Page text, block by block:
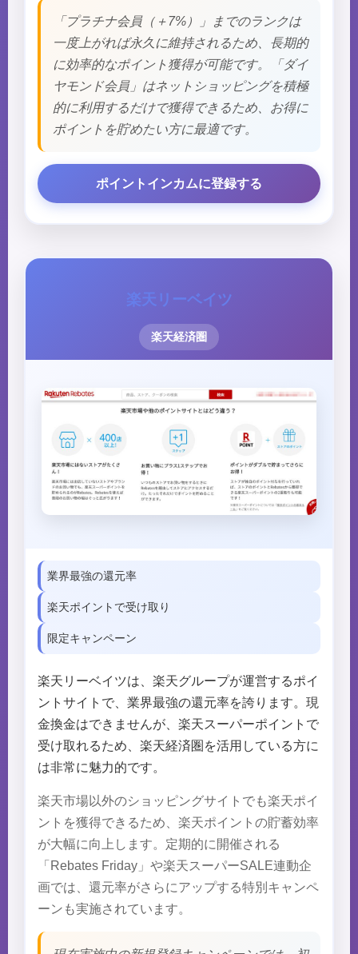
「プラチナ会員（＋7%）」までのランクは
一度上がれば永久に維持されるため、長期的
に効率的なポイント獲得が可能です。「ダイ
ヤモンド会員」はネットショッピングを積極
的に利用するだけで獲得できるため、お得に
ポイントを貯めたい方に最適です。
ポイントインカムに登録する
楽天リーベイツ
楽天経済圏
業界最強の還元率
楽天ポイントで受け取り
限定キャンペーン
楽天リーベイツは、楽天グループが運営するポイ
ントサイトで、業界最強の還元率を誇ります。現
金換金はできませんが、楽天スーパーポイントで
受け取れるため、楽天経済圏を活用している方に
は非常に魅力的です。
楽天市場以外のショッピングサイトでも楽天ポイ
ントを獲得できるため、楽天ポイントの貯蓄効率
が大幅に向上します。定期的に開催される
「Rebates Friday」や楽天スーパーSALE連動企
画では、還元率がさらにアップする特別キャンペ
ーンも実施されています。